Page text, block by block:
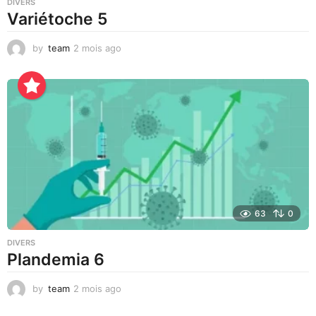
DIVERS
Variétoche 5
by team 2 mois ago
a
o
63 0
DIVERS
Plandemia 6
by team 2 mois ago